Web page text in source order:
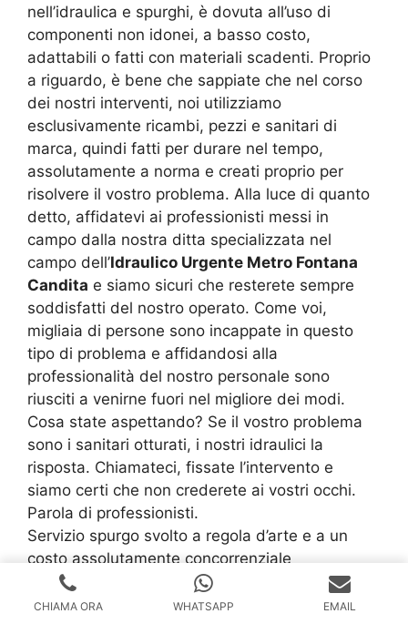
nell’idraulica e spurghi, è dovuta all’uso di
componenti non idonei, a basso costo,
adattabili o fatti con materiali scadenti. Proprio
a riguardo, è bene che sappiate che nel corso
dei nostri interventi, noi utilizziamo
esclusivamente ricambi, pezzi e sanitari di
marca, quindi fatti per durare nel tempo,
assolutamente a norma e creati proprio per
risolvere il vostro problema. Alla luce di quanto
detto, affidatevi ai professionisti messi in
campo dalla nostra ditta specializzata nel
campo dell’Idraulico Urgente Metro Fontana
Candita e siamo sicuri che resterete sempre
soddisfatti del nostro operato. Come voi,
migliaia di persone sono incappate in questo
tipo di problema e affidandosi alla
professionalità del nostro personale sono
riusciti a venirne fuori nel migliore dei modi.
Cosa state aspettando? Se il vostro problema
sono i sanitari otturati, i nostri idraulici la
risposta. Chiamateci, fissate l’intervento e
siamo certi che non crederete ai vostri occhi.
Parola di professionisti.
Servizio spurgo svolto a regola d’arte e a un
costo assolutamente concorrenziale
Idraulico Urgente Metro Fontana Canditaoltre
a vantare un’esperienza pluriennale, è sempre
CHIAMA ORA WHATSAPP EMAIL